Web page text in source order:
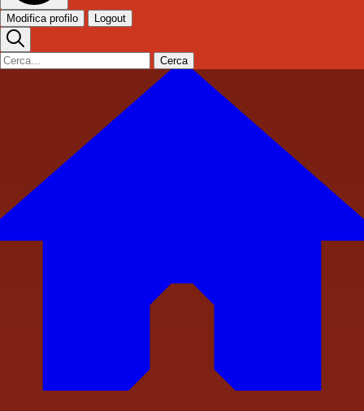
Modifica profilo Logout
Cerca